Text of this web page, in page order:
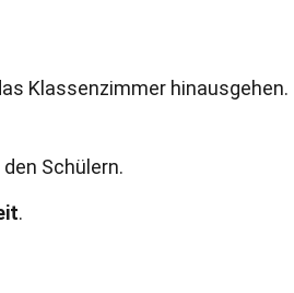
Klassenzimmer hinausgehen.
den Schülern.
.